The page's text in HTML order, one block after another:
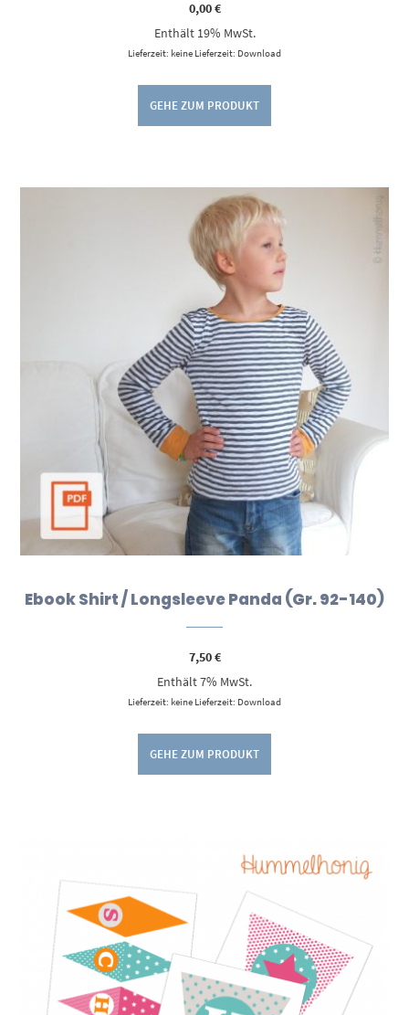
0,00€
Enthält 19% MwSt.
Lieferzeit: keine Lieferzeit: Download
GEHE ZUM PRODUKT
Ebook Shirt / Longsleeve Panda (Gr. 92-140)
7,50€
Enthält 7% MwSt.
Lieferzeit: keine Lieferzeit: Download
GEHE ZUM PRODUKT